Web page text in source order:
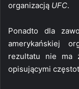
organizacją UFC.
Ponadto dla
amerykańskiej
rezultatu nie ma
opisującymi